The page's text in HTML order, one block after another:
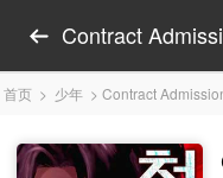
Contract
首页 > 少年 > Contract